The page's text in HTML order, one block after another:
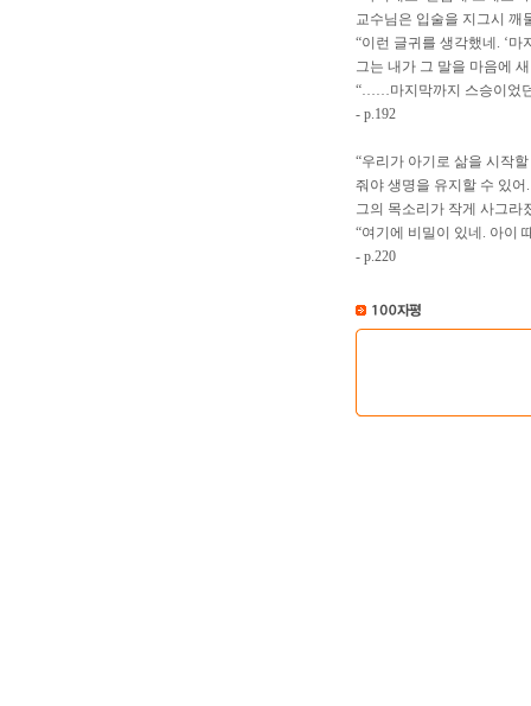
교수님은 입술을 지그시 깨
“이런 글귀를 생각했네. ‘마
그는 내가 그 말을 마음에
“……마지막까지 스승이었
- p.192
“우리가 아기로 삶을 시작
줘야 생명을 유지할 수 있어
그의 목소리가 작게 사그라
“여기에 비밀이 있네. 아이
- p.220